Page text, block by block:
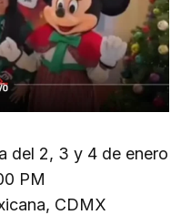
del 2, 3 y 4 de enero
PM
CDMX